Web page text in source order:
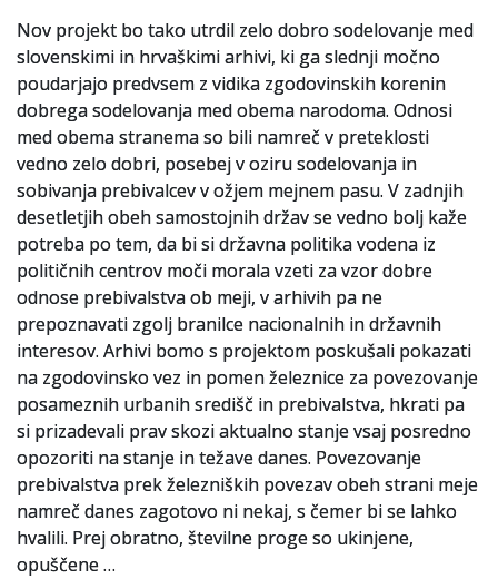
Nov projekt bo tako utrdil zelo dobro sodelovanje med
slovenskimi in hrvaškimi arhivi, ki ga slednji močno
poudarjajo predvsem z vidika zgodovinskih korenin
dobrega sodelovanja med obema narodoma. Odnosi
med obema stranema so bili namreč v preteklosti
vedno zelo dobri, posebej v oziru sodelovanja in
sobivanja prebivalcev v ožjem mejnem pasu. V zadnjih
desetletjih obeh samostojnih držav se vedno bolj kaže
potreba po tem, da bi si državna politika vodena iz
političnih centrov moči morala vzeti za vzor dobre
odnose prebivalstva ob meji, v arhivih pa ne
prepoznavati zgolj branilce nacionalnih in državnih
interesov. Arhivi bomo s projektom poskušali pokazati
na zgodovinsko vez in pomen železnice za povezovanje
posameznih urbanih središč in prebivalstva, hkrati pa
si prizadevali prav skozi aktualno stanje vsaj posredno
opozoriti na stanje in težave danes. Povezovanje
prebivalstva prek železniških povezav obeh strani meje
namreč danes zagotovo ni nekaj, s čemer bi se lahko
hvalili. Prej obratno, številne proge so ukinjene,
opuščene …